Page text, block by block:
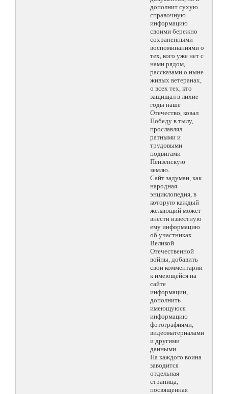
дополнит сухую
справочную
информацию
своими бережно
сохраненными
воспоминаниями о
тех, кого уже нет с
нами рядом,
рассказами о ныне
живых ветеранах,
о всех тех, кто
защищал в лихие
годы наше
Отечество, ковал
Победу в тылу,
прославлял
ратными и
трудовыми
подвигами
Пензенскую
землю.
Сайт задуман, как
народная
энциклопедия, в
которую каждый
желающий может
внести известную
ему информацию
об участниках
Великой
Отечественной
войны, добавить
свои комментарии
к имеющейся на
сайте
информации,
дополнить
имеющуюся
информацию
фотографиями,
видеоматериалами
и другими
данными.
На каждого воина
заводится
отдельная
страница,
посвященная